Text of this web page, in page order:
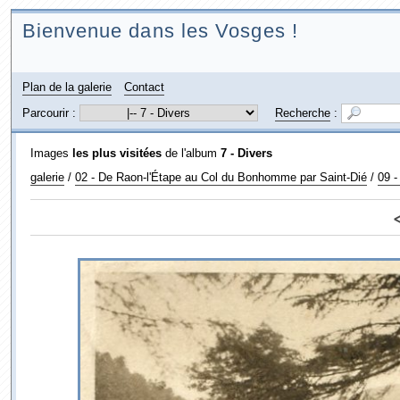
Bienvenue dans les Vosges !
Plan de la galerie
Contact
Parcourir :
Recherche:
Images les plus visitéesde l'album 7 - Divers
galerie/ 02 - De Raon-l'Étape au Col du Bonhomme par Saint-Dié/ 09 -